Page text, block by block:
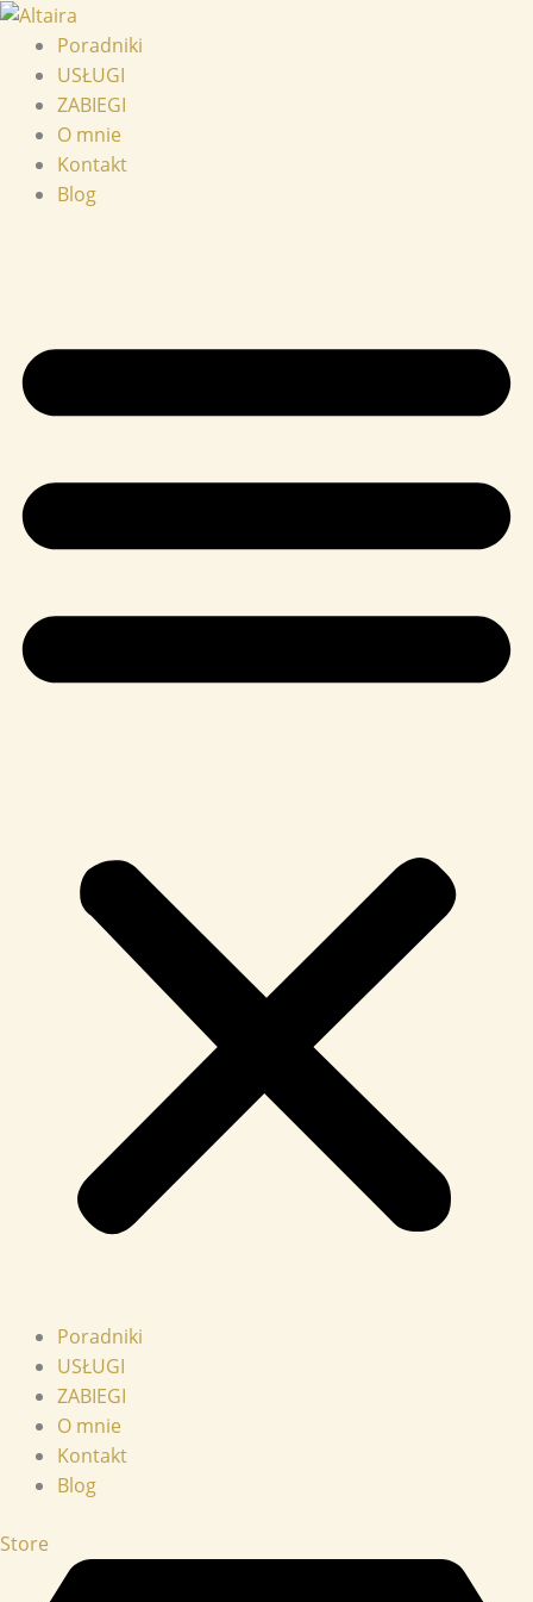
Przejdź
treści
Poradniki
USŁUGI
ZABIEGI
O mnie
Kontakt
Blog
Poradniki
USŁUGI
ZABIEGI
O mnie
Kontakt
Blog
Store